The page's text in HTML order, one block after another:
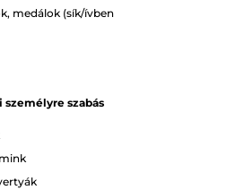
medálok (sík/ívben
szabás